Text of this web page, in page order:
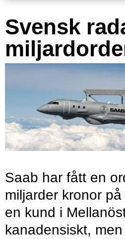
Svensk
Saab har fått en
miljarder kronor
en kund i
kanadensiskt, men